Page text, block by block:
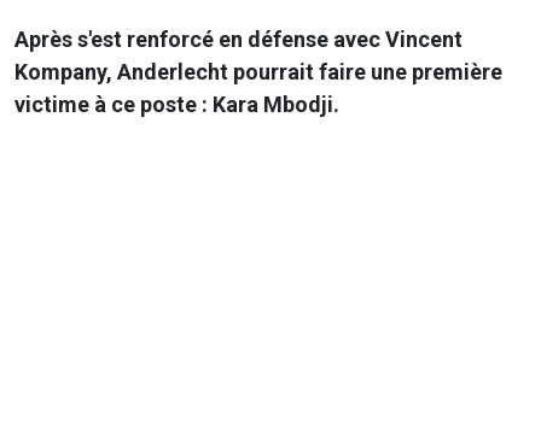
Après s'est renforcé en défense avec Vincent
Kompany, Anderlecht pourrait faire une première
victime à ce poste : Kara Mbodji.